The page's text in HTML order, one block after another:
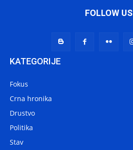
FOLLOW US
KATEGORIJE
Fokus
Crna hronika
Drustvo
Politika
Stav